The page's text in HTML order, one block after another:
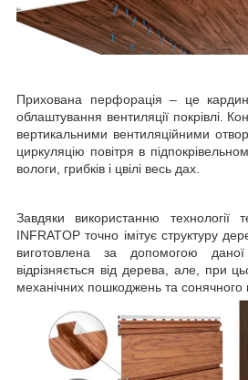
Прихована перфорація – це
облаштування вентиляції покрівлі.
вертикальними вентиляційними
циркуляцію повітря в
вологи, грибків і цвілі весь дах.
Завдяки використанню технології
INFRATOP точно імітує структуру
виготовлена за допомогою даної
відрізняється від дерева, але, при
механічних пошкоджень та сонячного